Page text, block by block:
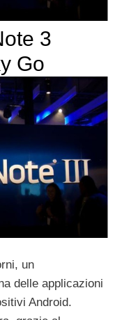
3
Go
un
delle applicazioni
Android.